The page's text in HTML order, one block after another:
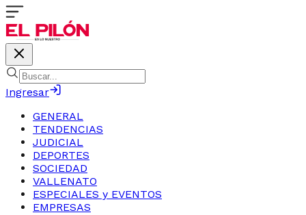
Ingresar
GENERAL
TENDENCIAS
JUDICIAL
DEPORTES
SOCIEDAD
VALLENATO
ESPECIALES y EVENTOS
EMPRESAS